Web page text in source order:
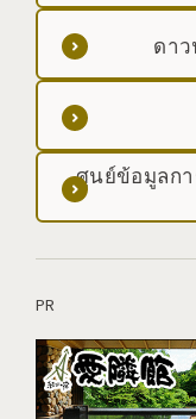
ดา
ศูนย์ข้อมูลกา
PR